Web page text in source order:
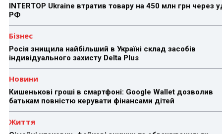
INTERTOP Ukraine втратив товару на 450 млн грн через
РФ
Бізнес
Росія знищила найбільший в Україні склад засобів
індивідуального захисту Delta Plus
Новини
Кишенькові гроші в смартфоні: Google Wallet дозволив
батькам повністю керувати фінансами дітей
Життя